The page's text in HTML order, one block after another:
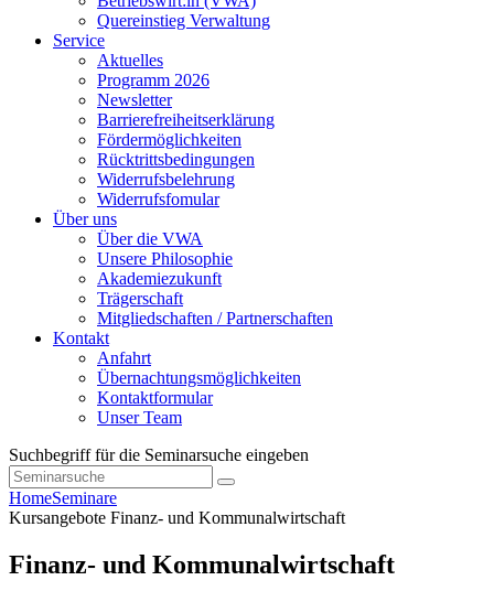
Quereinstieg Verwaltung
Service
Aktuelles
Programm 2026
Newsletter
Barrierefreiheitserklärung
Fördermöglichkeiten
Rücktrittsbedingungen
Widerrufsbelehrung
Widerrufsfomular
Über uns
Über die VWA
Unsere Philosophie
Akademiezukunft
Trägerschaft
Mitgliedschaften / Partnerschaften
Kontakt
Anfahrt
Übernachtungsmöglichkeiten
Kontaktformular
Unser Team
Suchbegriff für die Seminarsuche eingeben
HomeSeminare
Kursangebote Finanz- und Kommunalwirtschaft
Finanz- und Kommunalwirtschaft